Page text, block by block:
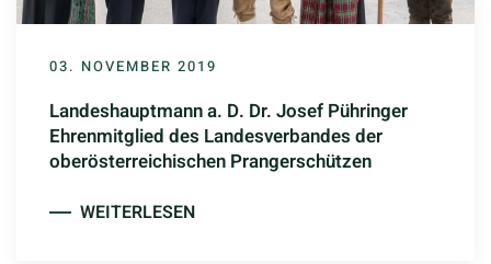
03. NOVEMBER 2019
Landeshauptmann a. D. Dr. Josef Pühringer
Ehrenmitglied des Landesverbandes der
oberösterreichischen Prangerschützen
WEITERLESEN